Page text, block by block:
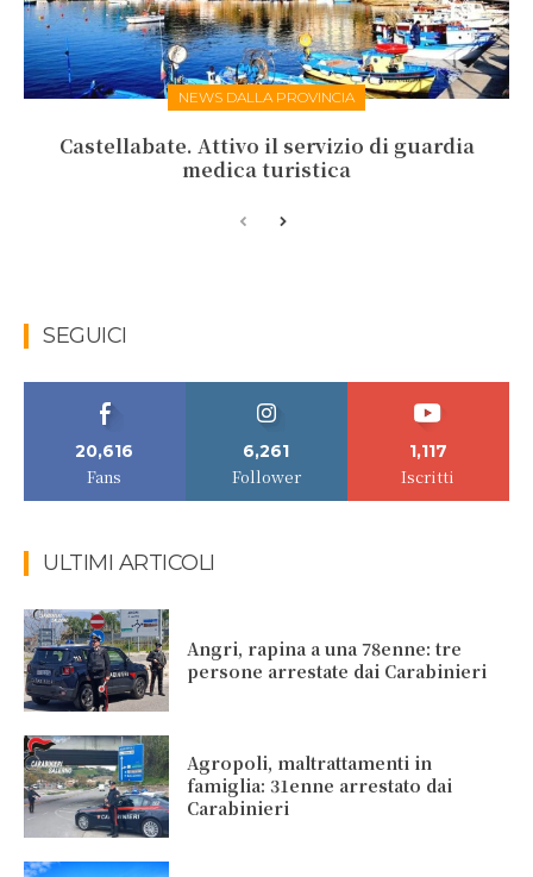
NEWS DALLA PROVINCIA
Castellabate. Attivo il servizio di guardia
medica turistica
SEGUICI
20,616
Fans
6,261
Follower
1,117
Iscritti
ULTIMI ARTICOLI
Angri, rapina a una 78enne: tre
persone arrestate dai Carabinieri
Agropoli, maltrattamenti in
famiglia: 31enne arrestato dai
Carabinieri